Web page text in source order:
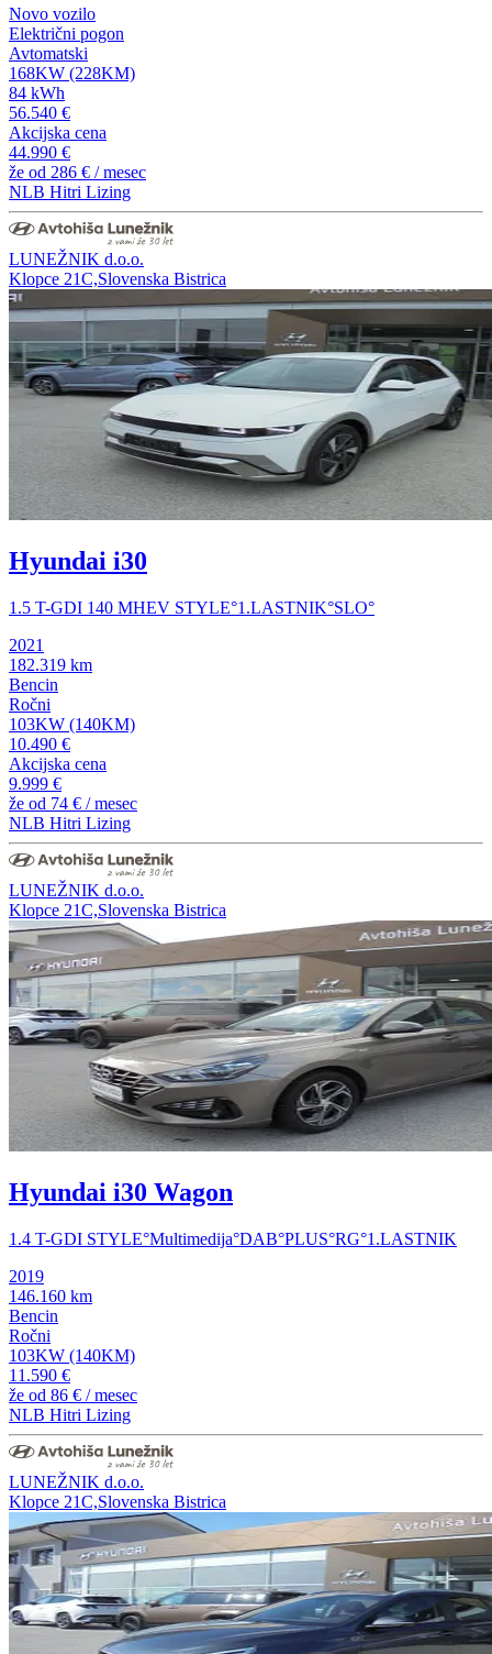
Novo vozilo
Električni pogon
Avtomatski
168KW (228KM)
84 kWh
56.540 €
Akcijska cena
44.990 €
že od 286 € / mesec
NLB Hitri Lizing
LUNEŽNIK d.o.o.
Klopce 21C,Slovenska Bistrica
Hyundai i30
1.5 T-GDI 140 MHEV STYLE°1.LASTNIK°SLO°
2021
182.319 km
Bencin
Ročni
103KW (140KM)
10.490 €
Akcijska cena
9.999 €
že od 74 € / mesec
NLB Hitri Lizing
LUNEŽNIK d.o.o.
Klopce 21C,Slovenska Bistrica
Hyundai i30 Wagon
1.4 T-GDI STYLE°Multimedija°DAB°PLUS°RG°1.LASTNIK
2019
146.160 km
Bencin
Ročni
103KW (140KM)
11.590 €
že od 86 € / mesec
NLB Hitri Lizing
LUNEŽNIK d.o.o.
Klopce 21C,Slovenska Bistrica